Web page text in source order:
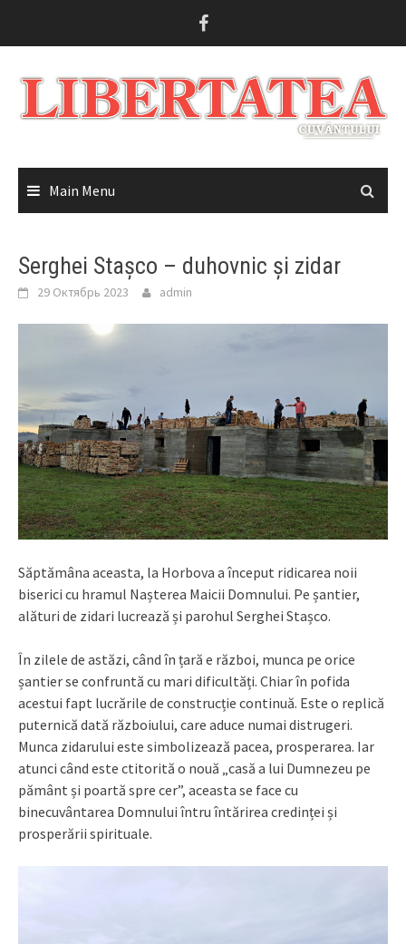
Main Menu
Serghei Stașco – duhovnic și zidar
29 Октябрь 2023 admin
Săptămâna aceasta, la Horbova a început ridicarea noii
biserici cu hramul Nașterea Maicii Domnului. Pe șantier,
alături de zidari lucrează și parohul Serghei Stașco.
În zilele de astăzi, când în țară e război, munca pe orice
șantier se confruntă cu mari dificultăți. Chiar în pofida
acestui fapt lucrările de construcție continuă. Este o replică
puternică dată războiului, care aduce numai distrugeri.
Munca zidarului este simbolizează pacea, prosperarea. Iar
atunci când este ctitorită o nouă „casă a lui Dumnezeu pe
pământ și poartă spre cer”, aceasta se face cu
binecuvântarea Domnului întru întărirea credinței și
prosperării spirituale.